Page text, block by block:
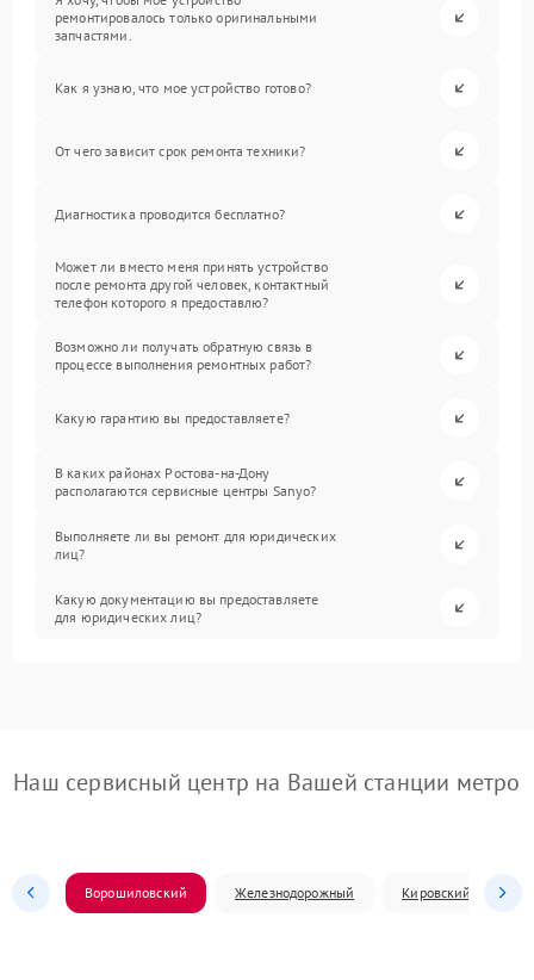
ремонтировалось только оригинальными
запчастями.
Как я узнаю, что мое устройство готово?
От чего зависит срок ремонта техники?
Диагностика проводится бесплатно?
Может ли вместо меня принять устройство
после ремонта другой человек, контактный
телефон которого я предоставлю?
Возможно ли получать обратную связь в
процессе выполнения ремонтных работ?
Какую гарантию вы предоставляете?
В каких районах Ростова-на-Дону
располагаются сервисные центры Sanyo?
Выполняете ли вы ремонт для юридических
лиц?
Какую документацию вы предоставляете
для юридических лиц?
Наш сервисный центр на Вашей станции метро
Ворошиловский Железнодорожный Кировский